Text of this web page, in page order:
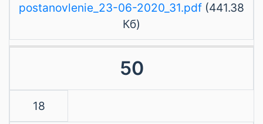
postanovlenie_23-06-2020_31.pdf (441.38
Кб)
50
18